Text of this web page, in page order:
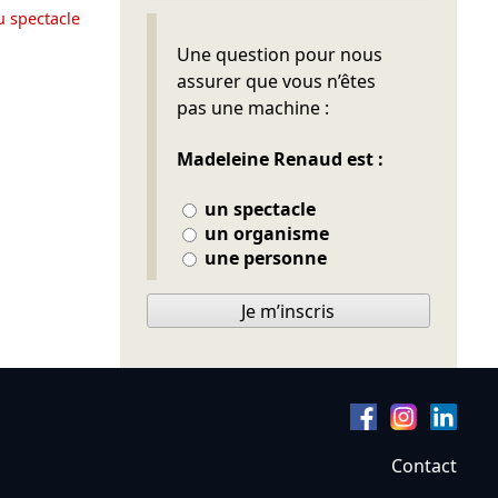
spectacle
Une question pour nous
assurer que vous n’êtes
pas une machine :
Madeleine Renaud est :
un spectacle
un organisme
une personne
Ne pas remplir
Je m’inscris
Contact